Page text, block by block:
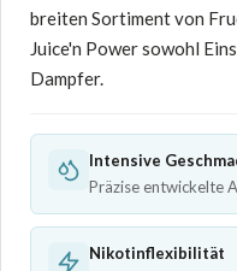
breiten Sortiment von
Juice'n Power sowohl
Dampfer.
Intensive
Präzise entwickelte
Nikotinflexibilität